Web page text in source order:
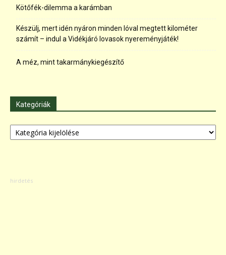
Kötőfék-dilemma a karámban
Készülj, mert idén nyáron minden lóval megtett kilométer
számít – indul a Vidékjáró lovasok nyereményjáték!
A méz, mint takarmánykiegészítő
Kategóriák
Kategóriák